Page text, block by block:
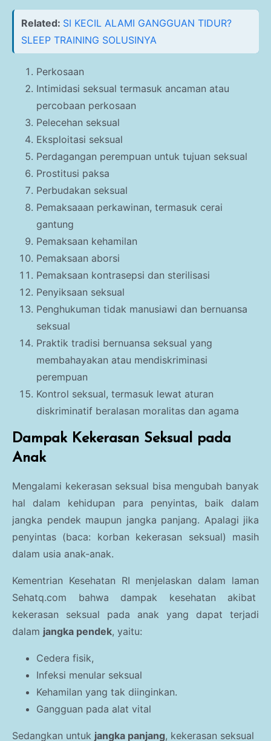
Related: SI KECIL ALAMI GANGGUAN TIDUR?
SLEEP TRAINING SOLUSINYA
Perkosaan
Intimidasi seksual termasuk ancaman atau
percobaan perkosaan
Pelecehan seksual
Eksploitasi seksual
Perdagangan perempuan untuk tujuan seksual
Prostitusi paksa
Perbudakan seksual
Pemaksaaan perkawinan, termasuk cerai
gantung
Pemaksaan kehamilan
Pemaksaan aborsi
Pemaksaan kontrasepsi dan sterilisasi
Penyiksaan seksual
Penghukuman tidak manusiawi dan bernuansa
seksual
Praktik tradisi bernuansa seksual yang
membahayakan atau mendiskriminasi
perempuan
Kontrol seksual, termasuk lewat aturan
diskriminatif beralasan moralitas dan agama
Dampak Kekerasan Seksual pada
Anak
Mengalami kekerasan seksual bisa mengubah banyak
hal dalam kehidupan para penyintas, baik dalam
jangka pendek maupun jangka panjang. Apalagi jika
penyintas (baca: korban kekerasan seksual) masih
dalam usia anak-anak.
Kementrian Kesehatan RI menjelaskan dalam laman
Sehatq.com bahwa dampak kesehatan akibat
kekerasan seksual pada anak yang dapat terjadi
dalam jangka pendek, yaitu:
Cedera fisik,
Infeksi menular seksual
Kehamilan yang tak diinginkan.
Gangguan pada alat vital
Sedangkan untuk jangka panjang, kekerasan seksual